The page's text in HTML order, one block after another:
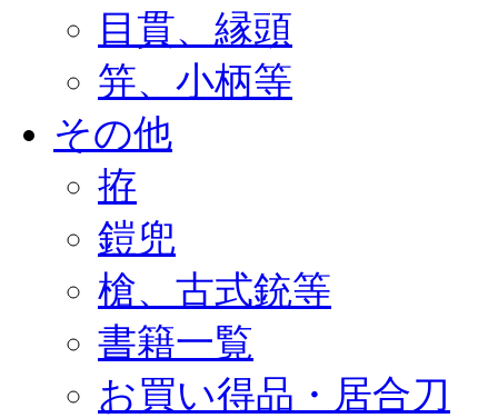
目貫、縁頭
笄、小柄等
その他
拵
鎧兜
槍、古式銃等
書籍一覧
お買い得品・居合刀